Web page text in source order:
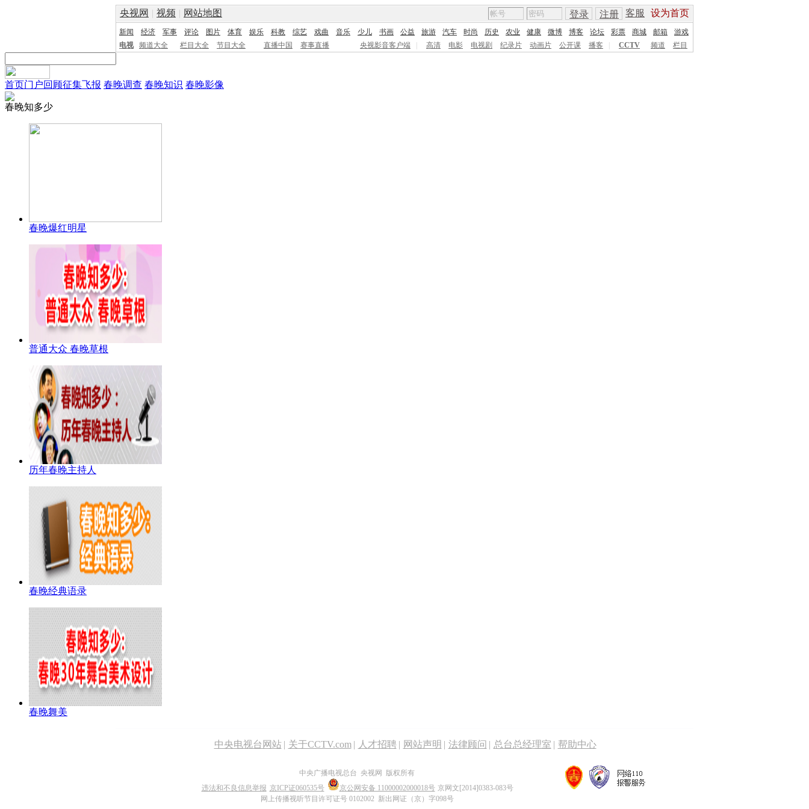
央视网 | 视频 | 网站地图 客服 设为首页
登录 注册
新闻 经济 军事 评论 图片 体育 娱乐 科教 综艺 戏曲 音乐 少儿 书画 公益 旅游 汽车 时尚 历史 农业 健康 微博 博客 论坛 彩票 商城 邮箱
游戏
电视
频道大全 栏目大全 节目大全 直播中国 赛事直播 央视影音客户端 高清 电影 电视剧 纪录片 动画片 公开课 播客 CCTV 频道 栏目
首页门户回顾征集飞报 春晚调查 春晚知识 春晚影像
春晚知多少
春晚爆红明星
普通大众 春晚草根
历年春晚主持人
春晚经典语录
春晚舞美
中央电视台网站 | 关于CCTV.com | 人才招聘 | 网站声明 | 法律顾问 | 总台总经理室 | 帮助中心
中央广播电视总台 央视网 版权所有
违法和不良信息举报 京ICP证060535号 京公网安备 11000002000018号 京网文[2014]0383-083号
网上传播视听节目许可证号 0102002 新出网证（京）字098号